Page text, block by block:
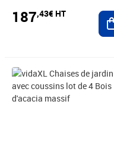
187,43€ HT
Prix 179,99€ HT